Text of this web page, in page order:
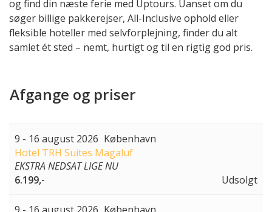
og find din næste ferie med Uptours. Uanset om du
søger billige pakkerejser, All-Inclusive ophold eller
fleksible hoteller med selvforplejning, finder du alt
samlet ét sted – nemt, hurtigt og til en rigtig god pris.
Afgange og priser
9 - 16 august 2026 København
Hotel TRH Suites Magaluf
EKSTRA NEDSAT LIGE NU
6.199,-
Udsolgt